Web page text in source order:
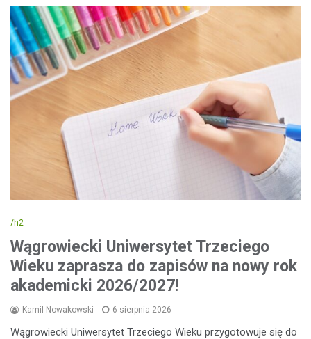
/h2
Wągrowiecki Uniwersytet Trzeciego
Wieku zaprasza do zapisów na nowy rok
akademicki 2026/2027!
Kamil Nowakowski 6 sierpnia 2026
Wągrowiecki Uniwersytet Trzeciego Wieku przygotowuje się do